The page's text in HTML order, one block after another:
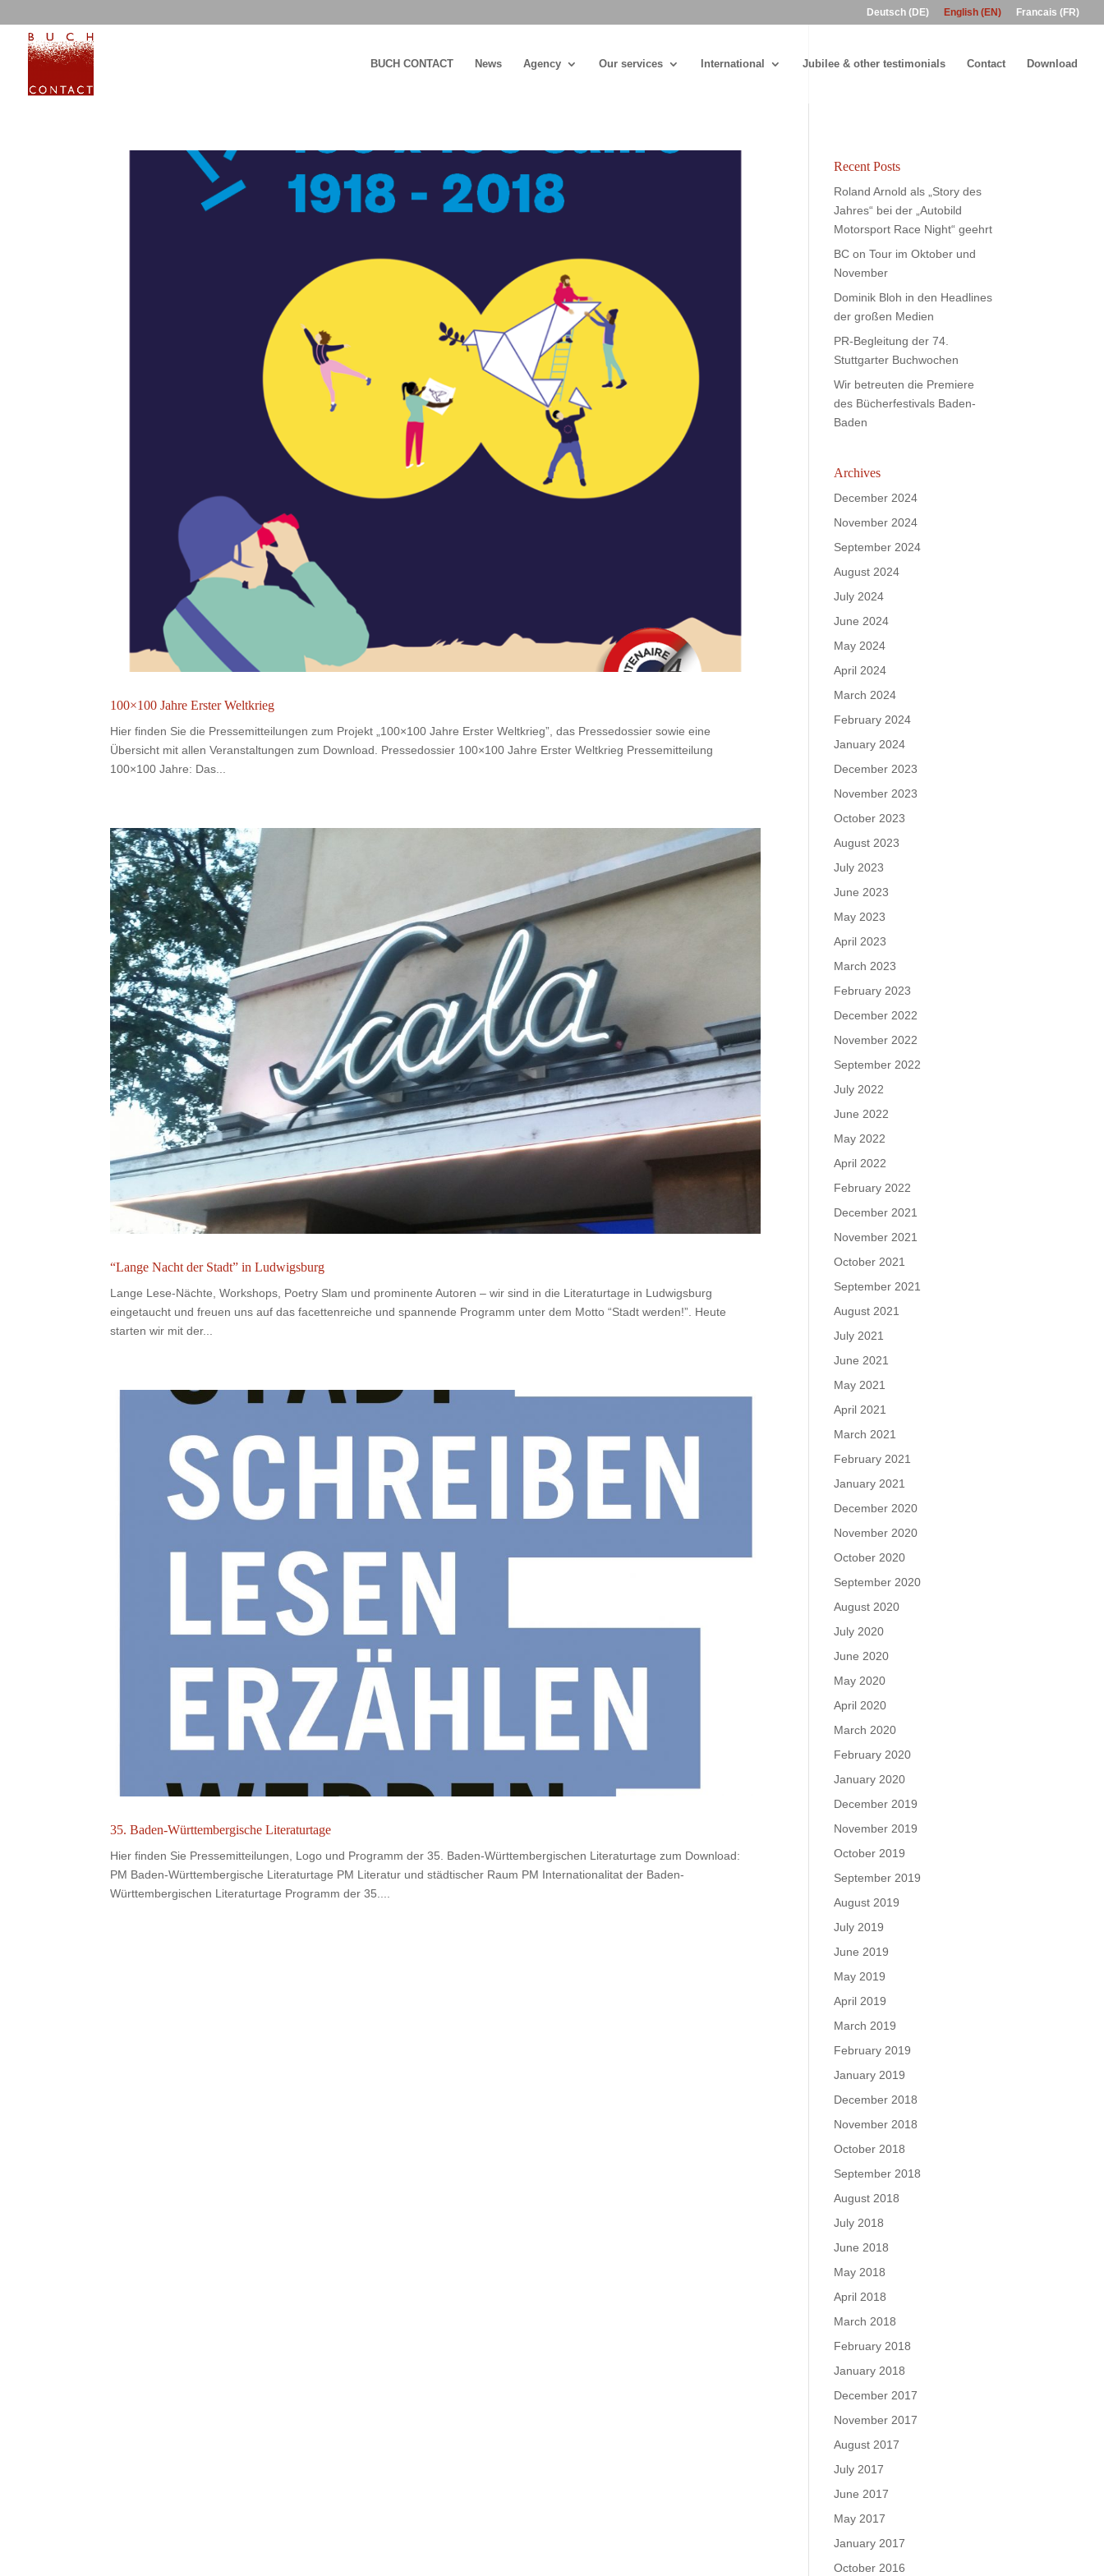
Deutsch (DE) English (EN) Francais (FR)
BUCH CONTACT News Agency Our services International Jubilee & other testimonials Contact Download
100×100 Jahre Erster Weltkrieg
Hier finden Sie die Pressemitteilungen zum Projekt „100×100 Jahre Erster Weltkrieg”, das Pressedossier sowie eine
Übersicht mit allen Veranstaltungen zum Download. Pressedossier 100×100 Jahre Erster Weltkrieg Pressemitteilung
100×100 Jahre: Das...
“Lange Nacht der Stadt” in Ludwigsburg
Lange Lese-Nächte, Workshops, Poetry Slam und prominente Autoren – wir sind in die Literaturtage in Ludwigsburg
eingetaucht und freuen uns auf das facettenreiche und spannende Programm unter dem Motto “Stadt werden!”. Heute
starten wir mit der...
35. Baden-Württembergische Literaturtage
Hier finden Sie Pressemitteilungen, Logo und Programm der 35. Baden-Württembergischen Literaturtage zum Download:
PM Baden-Württembergische Literaturtage PM Literatur und städtischer Raum PM Internationalitat der Baden-
Württembergischen Literaturtage Programm der 35....
Recent Posts
Roland Arnold als „Story des
Jahres“ bei der „Autobild
Motorsport Race Night“ geehrt
BC on Tour im Oktober und
November
Dominik Bloh in den Headlines
der großen Medien
PR-Begleitung der 74.
Stuttgarter Buchwochen
Wir betreuten die Premiere
des Bücherfestivals Baden-
Baden
Archives
December 2024
November 2024
September 2024
August 2024
July 2024
June 2024
May 2024
April 2024
March 2024
February 2024
January 2024
December 2023
November 2023
October 2023
August 2023
July 2023
June 2023
May 2023
April 2023
March 2023
February 2023
December 2022
November 2022
September 2022
July 2022
June 2022
May 2022
April 2022
February 2022
December 2021
November 2021
October 2021
September 2021
August 2021
July 2021
June 2021
May 2021
April 2021
March 2021
February 2021
January 2021
December 2020
November 2020
October 2020
September 2020
August 2020
July 2020
June 2020
May 2020
April 2020
March 2020
February 2020
January 2020
December 2019
November 2019
October 2019
September 2019
August 2019
July 2019
June 2019
May 2019
April 2019
March 2019
February 2019
January 2019
December 2018
November 2018
October 2018
September 2018
August 2018
July 2018
June 2018
May 2018
April 2018
March 2018
February 2018
January 2018
December 2017
November 2017
August 2017
July 2017
June 2017
May 2017
January 2017
October 2016